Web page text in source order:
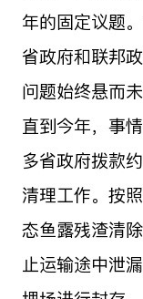
年的固定议题
省政府和联邦
问题始终悬而未
直到今年，事
多省政府拨款
清理工作。按
态鱼露残渣清
止运输途中泄